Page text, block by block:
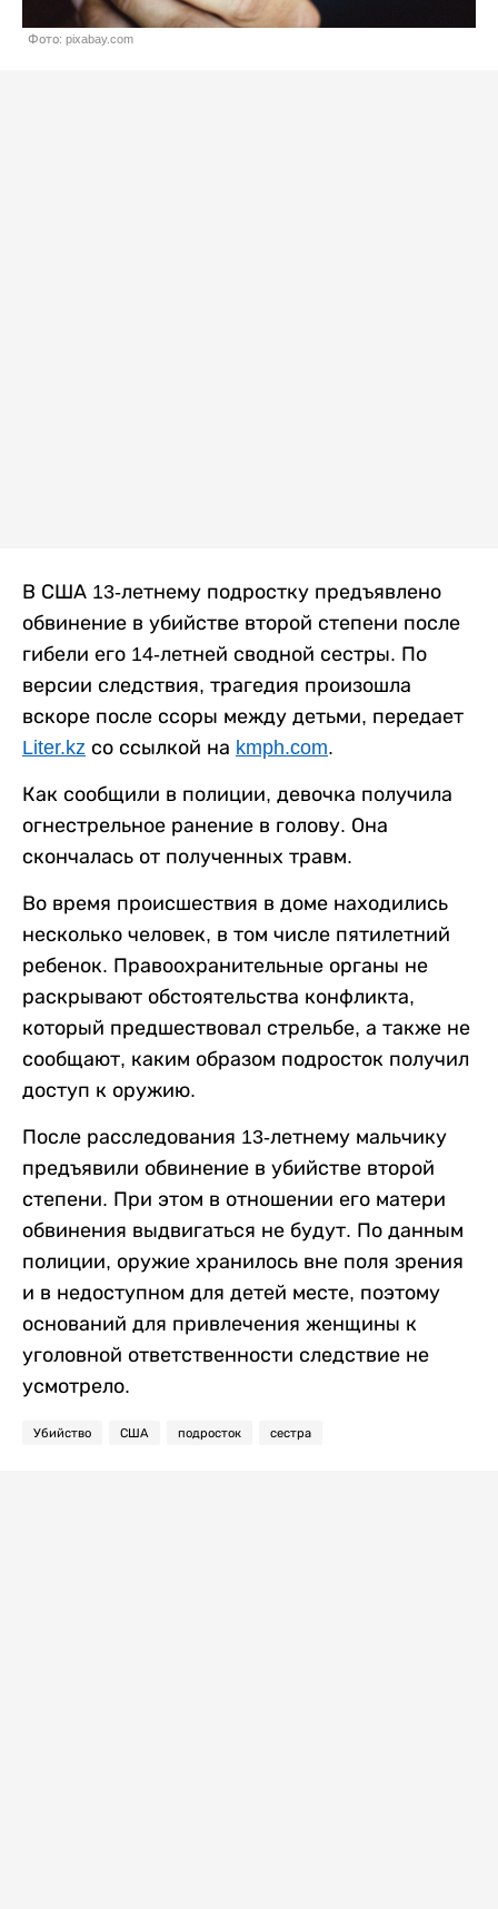
Фото: pixabay.com
В США 13-летнему подростку предъявлено
обвинение в убийстве второй степени после
гибели его 14-летней сводной сестры. По
версии следствия, трагедия произошла
вскоре после ссоры между детьми, передает
Liter.kz со ссылкой на kmph.com.
Как сообщили в полиции, девочка получила
огнестрельное ранение в голову. Она
скончалась от полученных травм.
Во время происшествия в доме находились
несколько человек, в том числе пятилетний
ребенок. Правоохранительные органы не
раскрывают обстоятельства конфликта,
который предшествовал стрельбе, а также не
сообщают, каким образом подросток получил
доступ к оружию.
После расследования 13-летнему мальчику
предъявили обвинение в убийстве второй
степени. При этом в отношении его матери
обвинения выдвигаться не будут. По данным
полиции, оружие хранилось вне поля зрения
и в недоступном для детей месте, поэтому
оснований для привлечения женщины к
уголовной ответственности следствие не
усмотрело.
Убийство США подросток сестра